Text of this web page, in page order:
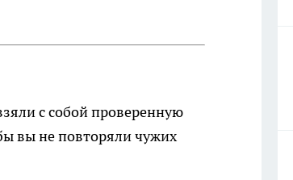
с собой проверенную
вы не повторяли чужих